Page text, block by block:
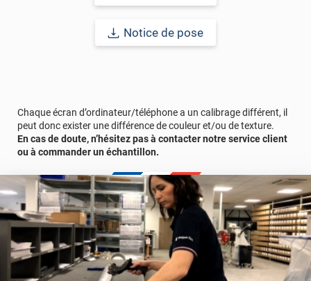
Notice de pose
Chaque écran d’ordinateur/téléphone a un calibrage différent, il
peut donc exister une différence de couleur et/ou de texture.
En cas de doute, n’hésitez pas à contacter notre service client
ou à commander un échantillon.